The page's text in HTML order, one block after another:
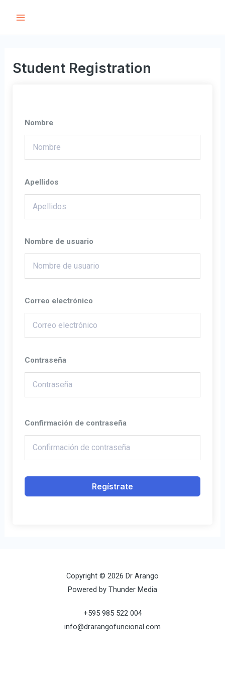
contenido
Menu
Student Registration
Nombre
Apellidos
Nombre de usuario
Correo electrónico
Contraseña
Confirmación de contraseña
Regístrate
Copyright © 2026 Dr Arango
Powered by Thunder Media
+595 985 522 004
info@drarangofuncional.com